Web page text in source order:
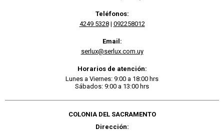
Teléfonos:
4249 5328| 092258012
Email:
serlux@serlux.com.uy
Horarios de atención:
Lunes a Viernes: 9:00 a 18:00 hrs
Sábados: 9:00 a 13:00 hrs
COLONIA DEL SACRAMENTO
Dirección: